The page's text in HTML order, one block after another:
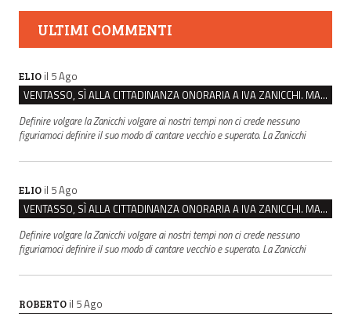
ULTIMI COMMENTI
ELIO il 5 Ago
VENTASSO, SÌ ALLA CITTADINANZA ONORARIA A IVA ZANICCHI. MA BARGIACCHI: “È DI PESSIMO GUSTO”
Definire volgare la Zanicchi volgare ai nostri tempi non ci crede nessuno
figuriamoci definire il suo modo di cantare vecchio e superato. La Zanicchi
ELIO il 5 Ago
VENTASSO, SÌ ALLA CITTADINANZA ONORARIA A IVA ZANICCHI. MA BARGIACCHI: “È DI PESSIMO GUSTO”
Definire volgare la Zanicchi volgare ai nostri tempi non ci crede nessuno
figuriamoci definire il suo modo di cantare vecchio e superato. La Zanicchi
ROBERTO il 5 Ago